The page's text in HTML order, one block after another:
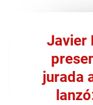
Javier
jurada